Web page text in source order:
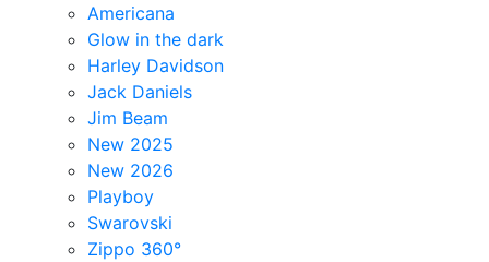
Americana
Glow in the dark
Harley Davidson
Jack Daniels
Jim Beam
New 2025
New 2026
Playboy
Swarovski
Zippo 360°